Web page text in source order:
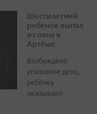
Шестилетний
ребенок выпал
из окна в
Артёме
Возбуждено
уголовное дело,
ребёнку
оказывают